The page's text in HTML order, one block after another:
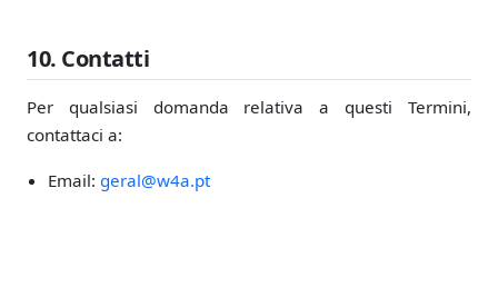
10. Contatti
Per qualsiasi domanda relativa a questi Termini,
contattaci a:
Email:geral@w4a.pt